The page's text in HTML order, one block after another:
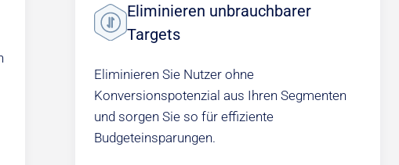
Eliminieren unbrauchbarer
Targets
Eliminieren Sie Nutzer ohne
Konversionspotenzial aus Ihren Segmenten
und sorgen Sie so für effiziente
Budgeteinsparungen.